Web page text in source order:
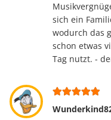
sich ein
wodurch das
schon etwas
Tag nutzt. -